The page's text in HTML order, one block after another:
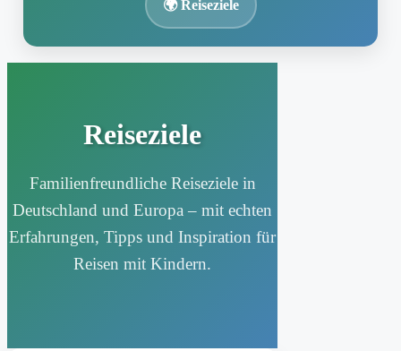
🌍 Reiseziele
Reiseziele
Familienfreundliche Reiseziele in
Deutschland und Europa – mit echten
Erfahrungen, Tipps und Inspiration für
Reisen mit Kindern.